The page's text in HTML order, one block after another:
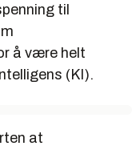
til
å være helt
(KI).
at